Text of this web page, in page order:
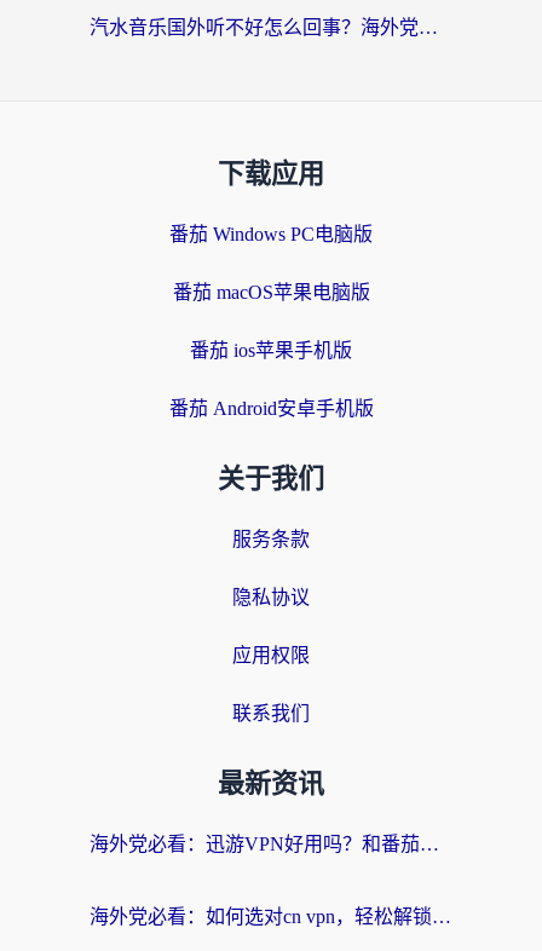
汽水音乐国外听不好怎么回事？海外党亲测有效的回国加速方案来了
下载应用
番茄 Windows PC电脑版
番茄 macOS苹果电脑版
番茄 ios苹果手机版
番茄 Android安卓手机版
关于我们
服务条款
隐私协议
应用权限
联系我们
最新资讯
海外党必看：迅游VPN好用吗？和番茄加速器VPN对比哪个回国效果更好？
海外党必看：如何选对cn vpn，轻松解锁国内影音游戏？